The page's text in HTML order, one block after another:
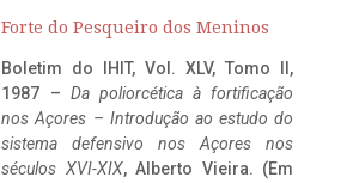
Forte do Pesqueiro dos Meninos
Boletim do IHIT, Vol. XLV, Tomo II,
1987 – Da poliorcética à fortificação
nos Açores – Introdução ao estudo do
sistema defensivo nos Açores nos
séculos XVI-XIX, Alberto Vieira. (Em